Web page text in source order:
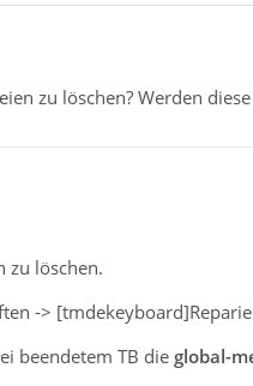
zu löschen? Werden
zu löschen.
->
beendetem TB dieglobal-